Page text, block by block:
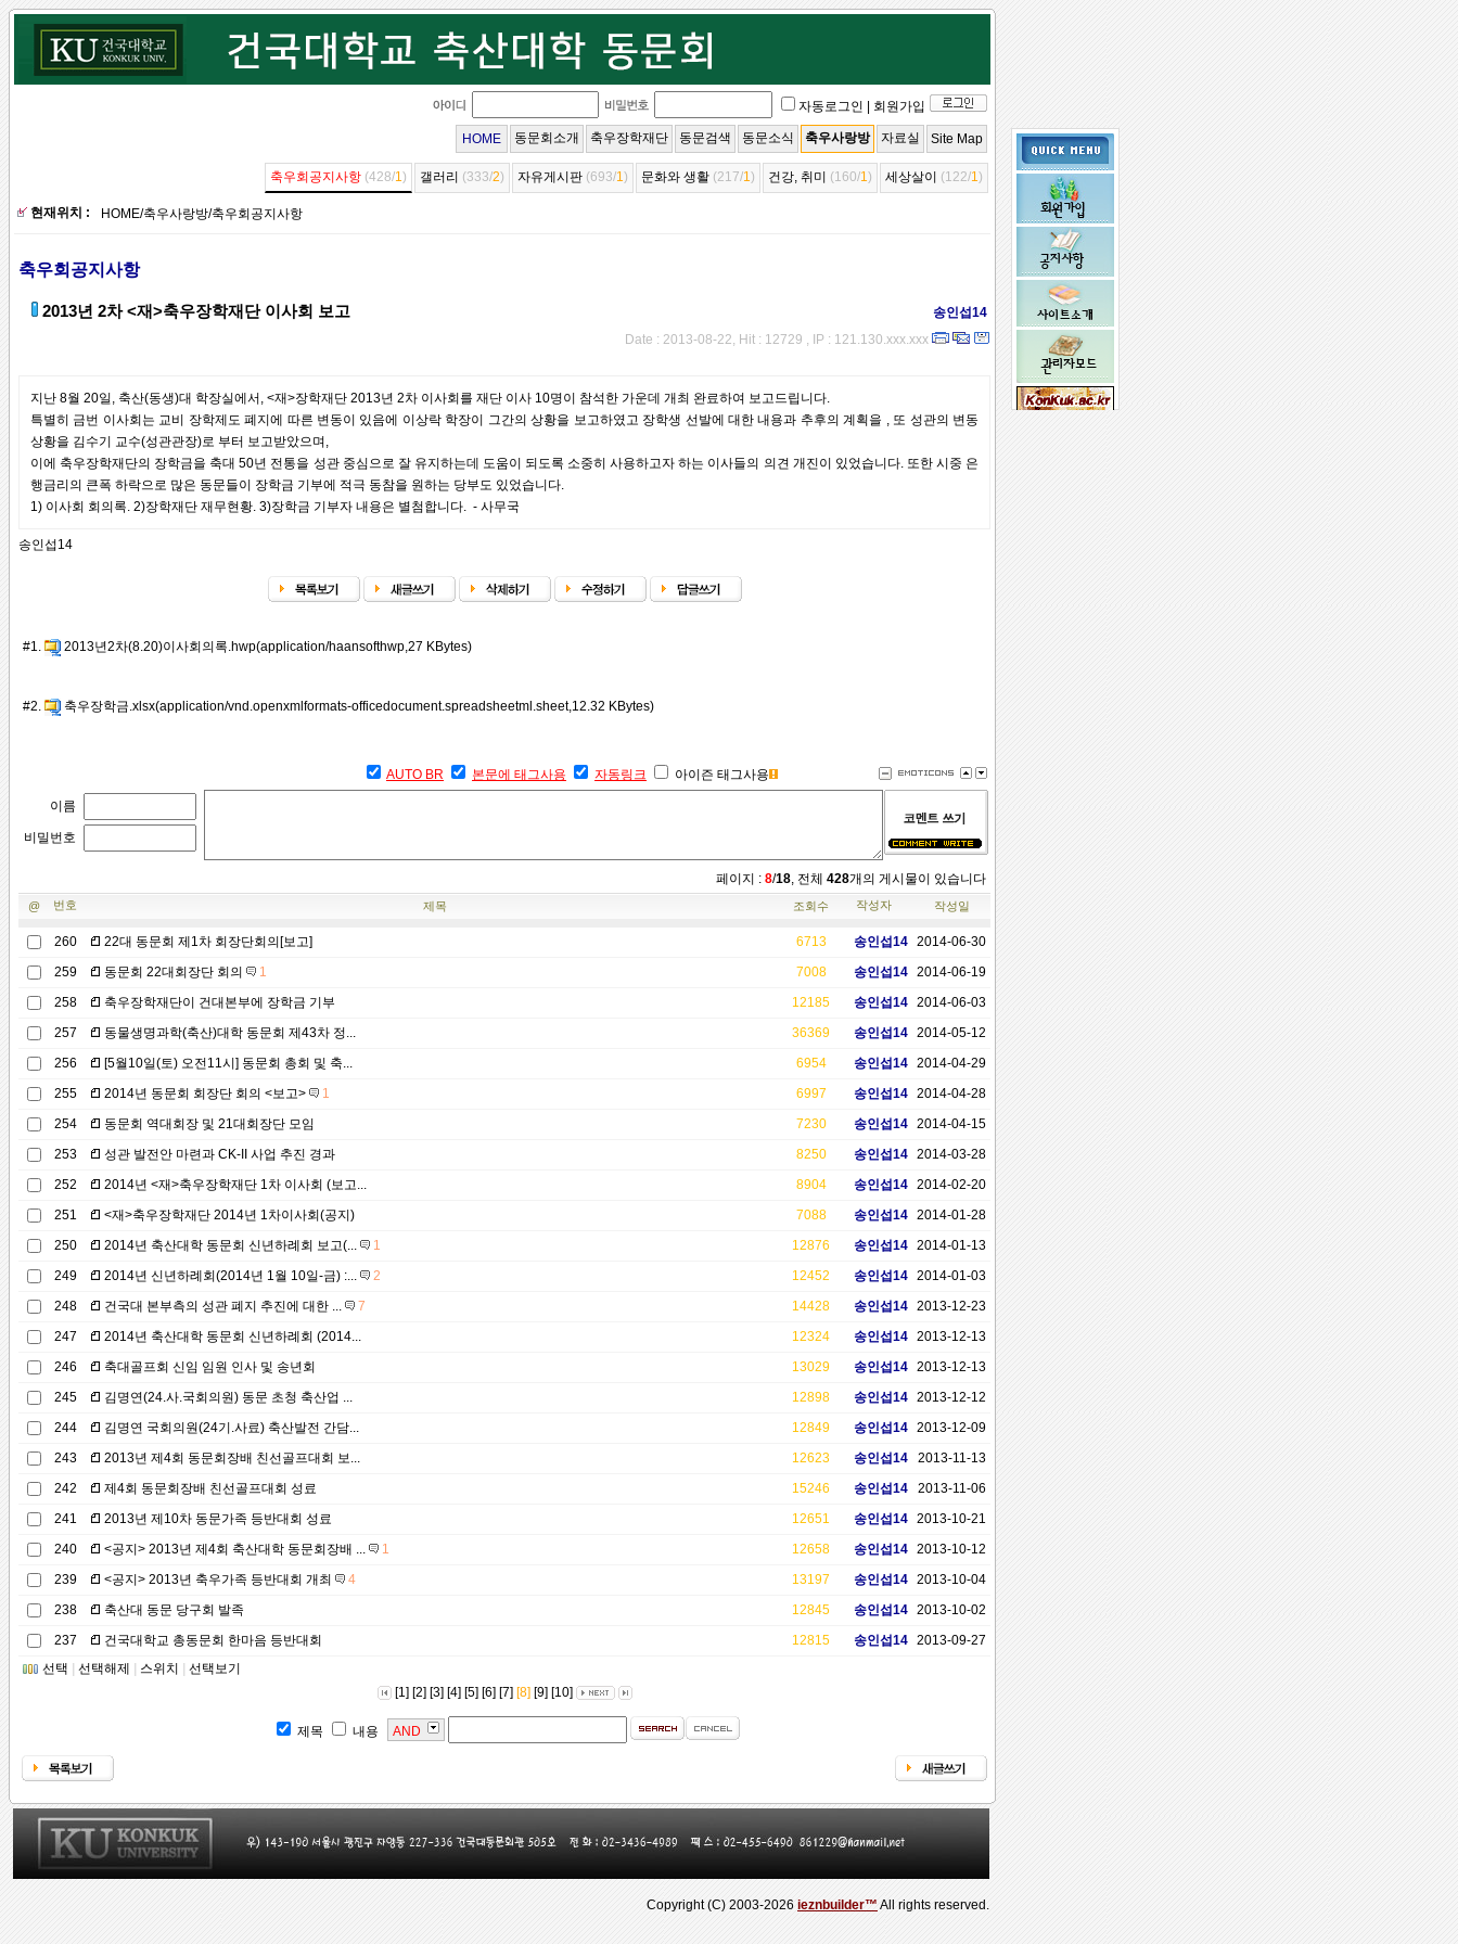
자동로그인 회원가입
HOME 동문회소개 축우장학재단 동문검색 동문소식 축우사랑방 자료실 Site Map
축우회공지사항 (428/1) 갤러리 (333/2) 자유게시판 (693/1) 문화와 생활 (217/1) 건강, 취미 (160/1) 세상살이 (122/1)
현재위치 : HOME/축우사랑방/축우회공지사항
축우회공지사항
2013년 2차 <재>축우장학재단 이사회 보고
송인섭14
Date : 2013-08-22, Hit : 12729 , IP : 121.130.xxx.xxx
지난 8월 20일, 축산(동생)대 학장실에서, <재>장학재단 2013년 2차 이사회를 재단 이사 10명이 참석한 가운데 개최 완료하여 보고드립니다.
특별히 금번 이사회는 교비 장학제도 폐지에 따른 변동이 있음에 이상락 학장이 그간의 상황을 보고하였고 장학생 선발에 대한 내용과 추후의 계획을 , 또 성관의 변동
상황을 김수기 교수(성관관장)로 부터 보고받았으며,
이에 축우장학재단의 장학금을 축대 50년 전통을 성관 중심으로 잘 유지하는데 도움이 되도록 소중히 사용하고자 하는 이사들의 의견 개진이 있었습니다. 또한 시중 은
행금리의 큰폭 하락으로 많은 동문들이 장학금 기부에 적극 동참을 원하는 당부도 있었습니다.
1) 이사회 회의록. 2)장학재단 재무현황. 3)장학금 기부자 내용은 별첨합니다. - 사무국
송인섭14
#1. 2013년2차(8.20)이사회의록.hwp(application/haansofthwp,27 KBytes)
#2. 축우장학금.xlsx(application/vnd.openxmlformats-officedocument.spreadsheetml.sheet,12.32 KBytes)
AUTO BR 본문에 태그사용 자동링크 아이즌 태그사용
이름
비밀번호
페이지 : 8/18, 전체 428개의 게시물이 있습니다
@ 번호 제목 조회수 작성자 작성일
260 22대 동문회 제1차 회장단회의[보고] 6713 송인섭14 2014-06-30
259
동문회 22대회장단 회의 1 7008 송인섭14 2014-06-19
258
축우장학재단이 건대본부에 장학금 기부 12185 송인섭14 2014-06-03
257
동물생명과학(축산)대학 동문회 제43차 정... 36369 송인섭14 2014-05-12
256
[5월10일(토) 오전11시] 동문회 총회 및 축... 6954 송인섭14 2014-04-29
255
2014년 동문회 회장단 회의 <보고> 1 6997 송인섭14 2014-04-28
254
동문회 역대회장 및 21대회장단 모임 7230 송인섭14 2014-04-15
253
성관 발전안 마련과 CK-II 사업 추진 경과 8250 송인섭14 2014-03-28
252
2014년 <재>축우장학재단 1차 이사회 (보고... 8904 송인섭14 2014-02-20
251
<재>축우장학재단 2014년 1차이사회(공지) 7088 송인섭14 2014-01-28
250
2014년 축산대학 동문회 신년하례회 보고(... 1 12876 송인섭14 2014-01-13
249
2014년 신년하례회(2014년 1월 10일-금) :... 2 12452 송인섭14 2014-01-03
248
건국대 본부측의 성관 폐지 추진에 대한 ... 7 14428 송인섭14 2013-12-23
247
2014년 축산대학 동문회 신년하례회 (2014... 12324 송인섭14 2013-12-13
246
축대골프회 신임 임원 인사 및 송년회 13029 송인섭14 2013-12-13
245
김명연(24.사.국회의원) 동문 초청 축산업 ... 12898 송인섭14 2013-12-12
244
김명연 국회의원(24기.사료) 축산발전 간담... 12849 송인섭14 2013-12-09
243
2013년 제4회 동문회장배 친선골프대회 보... 12623 송인섭14
2013-11-13
242
제4회 동문회장배 친선골프대회 성료 15246 송인섭14
2013-11-06
241
2013년 제10차 동문가족 등반대회 성료 12651 송인섭14 2013-10-21
240
<공지> 2013년 제4회 축산대학 동문회장배 ... 1 12658 송인섭14 2013-10-12
239
<공지> 2013년 축우가족 등반대회 개최 4 13197 송인섭14 2013-10-04
238
축산대 동문 당구회 발족 12845 송인섭14 2013-10-02
237
건국대학교 총동문회 한마음 등반대회 12815 송인섭14 2013-09-27
선택
선택해제 스위치
선택보기
[1] [2] [3] [4] [5] [6] [7] [8] [9] [10]
제목 내용 AND
Copyright (C) 2003-2026 ieznbuilder™ All rights reserved.